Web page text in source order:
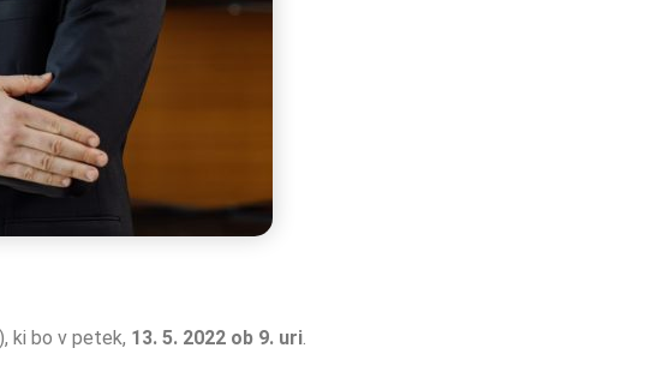
ki bo v petek, 13. 5. 2022 ob 9. uri.